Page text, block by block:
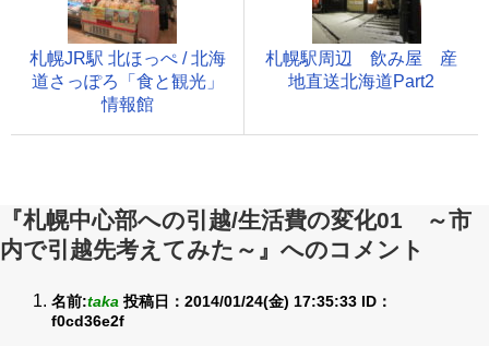
札幌JR駅 北ほっぺ / 北海
道さっぽろ「食と観光」
情報館
札幌駅周辺 飲み屋 産
地直送北海道Part2
『札幌中心部への引越/生活費の変化01 ～市
内で引越先考えてみた～』へのコメント
名前:taka 投稿日：2014/01/24(金) 17:35:33 ID：
f0cd36e2f